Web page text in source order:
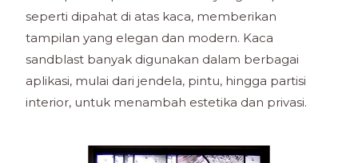
seperti dipahat di atas kaca, memberikan
tampilan yang elegan dan modern. Kaca
sandblast banyak digunakan dalam berbagai
aplikasi, mulai dari jendela, pintu, hingga partisi
interior, untuk menambah estetika dan privasi.